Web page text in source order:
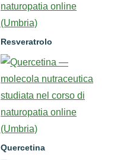
Resveratrolo
Quercetina